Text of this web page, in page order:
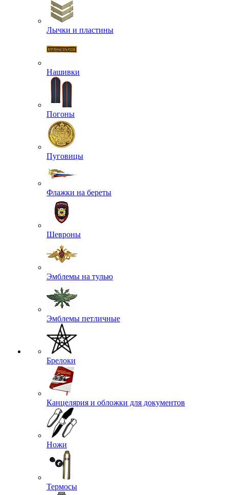
Лычки и пластины
Нашивки
Погоны
Пуговицы
Флажки на береты
Шевроны
Эмблемы на тулью
Эмблемы петличные
Брелоки
Канцелярия и обложки для документов
Ножи
Термосы